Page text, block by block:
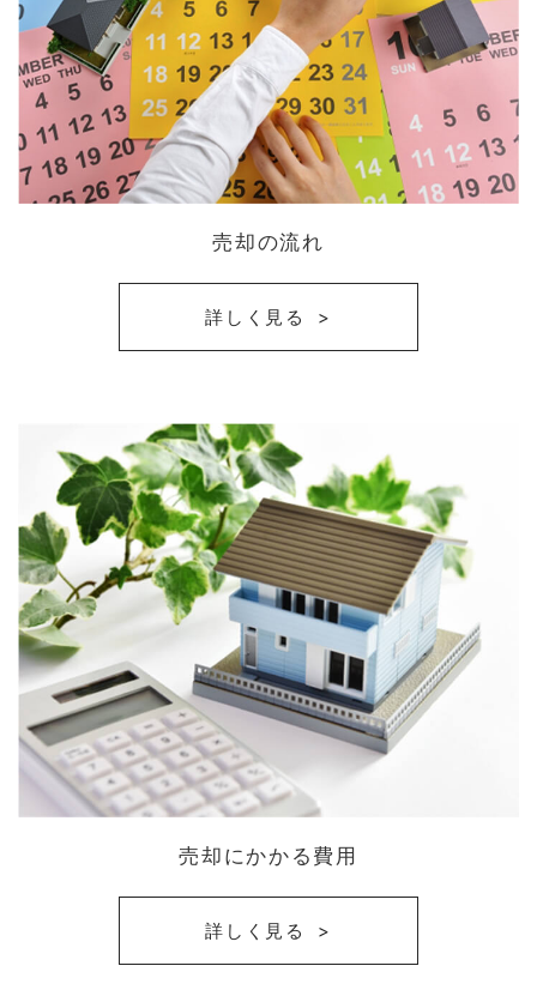
売却の流れ
詳しく見る
売却にかかる費用
詳しく見る